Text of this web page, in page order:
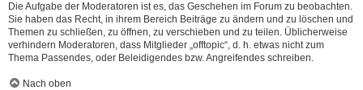
Die Aufgabe der Moderatoren ist es, das Geschehen im Forum zu beobachten.
Sie haben das Recht, in ihrem Bereich Beiträge zu ändern und zu löschen und
Themen zu schließen, zu öffnen, zu verschieben und zu teilen. Üblicherweise
verhindern Moderatoren, dass Mitglieder „offtopic“, d. h. etwas nicht zum
Thema Passendes, oder Beleidigendes bzw. Angreifendes schreiben.
Nach oben